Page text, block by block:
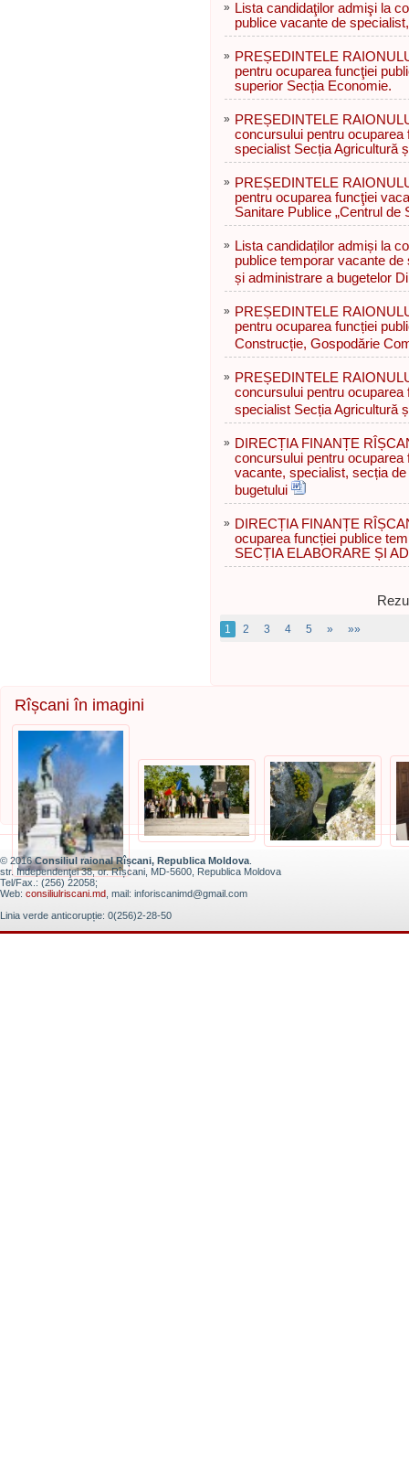
» Lista candidaţilor admişi la
publice vacante de
» PREȘEDINTELE
pentru ocuparea funcţiei
superior Secția Economie.
» PREȘEDINTELE
concursului pentru
specialist Secția Agricultură
» PREȘEDINTELE
pentru ocuparea funcţiei
Sanitare Publice „Centrul de
» Lista candidaților admiși la
publice temporar vacante
și administrare a bugetelor
» PREȘEDINTELE
pentru ocuparea funcției
Construcție, Gospodărie
» PREȘEDINTELE
concursului pentru
specialist Secția Agricultură
» DIRECȚIA FINANȚE
concursului pentru ocuparea
vacante, specialist, secția
bugetului
» DIRECȚIA FINANȚE
ocuparea funcției publice
SECȚIA ELABORARE ȘI
1 2 3 4 5 » »»
Rîșcani în imagini
© 2016Consiliul raional Rîșcani, Republica Moldova
str. Independenţei 38, or. Rîșcani, MD-5600, Republica Moldova
Tel/Fax.: (256) 22058;
Web: consiliulriscani.md , mail: inforiscanimd@gmail.com
Linia verde anticorupție: 0(256)2-28-50